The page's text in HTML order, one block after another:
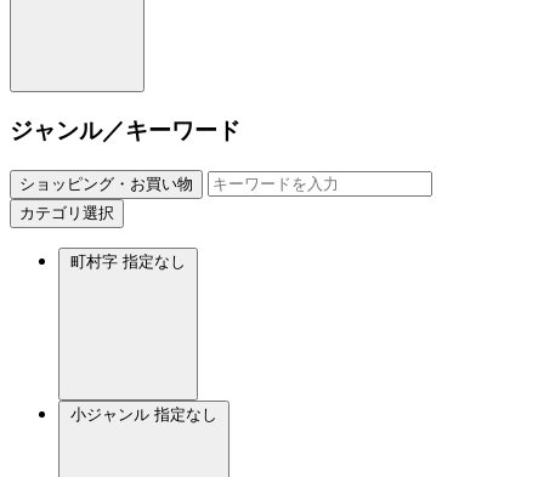
ジャンル／キーワード
ショッピング・お買い物
カテゴリ選択
町村字 指定なし
小ジャンル 指定なし